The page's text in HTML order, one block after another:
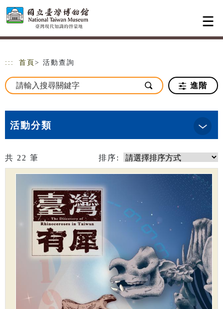
跳到主要內容
網站導覽
::: 首頁 > 活動查詢
進階
活動分類
共 22 筆 排序: